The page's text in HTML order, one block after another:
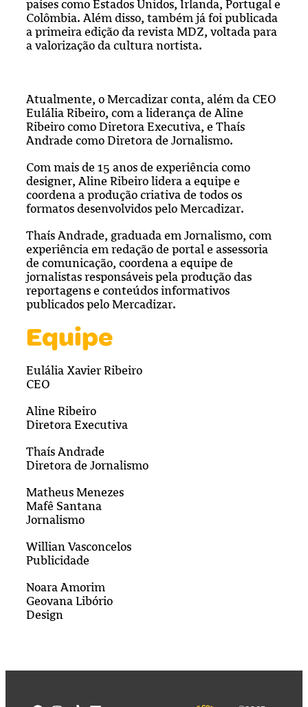
países como Estados Unidos, Irlanda, Portugal e
Colômbia. Além disso, também já foi publicada
a primeira edição da revista MDZ, voltada para
a valorização da cultura nortista.
Atualmente, o Mercadizar conta, além da CEO
Eulália Ribeiro, com a liderança de Aline
Ribeiro como Diretora Executiva, e Thaís
Andrade como Diretora de Jornalismo.
Com mais de 15 anos de experiência como
designer, Aline Ribeiro lidera a equipe e
coordena a produção criativa de todos os
formatos desenvolvidos pelo Mercadizar.
Thaís Andrade, graduada em Jornalismo, com
experiência em redação de portal e assessoria
de comunicação, coordena a equipe de
jornalistas responsáveis pela produção das
reportagens e conteúdos informativos
publicados pelo Mercadizar.
Equipe
Eulália Xavier Ribeiro
CEO
Aline Ribeiro
Diretora Executiva
Thaís Andrade
Diretora de Jornalismo
Matheus Menezes
Mafê Santana
Jornalismo
Willian Vasconcelos
Publicidade
Noara Amorim
Geovana Libório
Design